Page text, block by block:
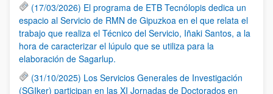
(17/03/2026) El programa de ETB Tecnólopis dedica un
espacio al Servicio de RMN de Gipuzkoa en el que relata el
trabajo que realiza el Técnico del Servicio, Iñaki Santos, a la
hora de caracterizar el lúpulo que se utiliza para la
elaboración de Sagarlup.
(31/10/2025) Los Servicios Generales de Investigación
(SGIker) participan en las XI Jornadas de Doctorados en